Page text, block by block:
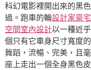
科幻電影裡開出來的黑
過。跑車的輪設計家豪宅
空間室內設計以一種近
個只有它車身尺寸寬度
舞蹈，流暢、完美，且
座上走出一個全身黑色